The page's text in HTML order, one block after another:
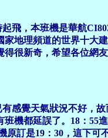
起飛，本班機是華航
家地理頻道的世界十大
得很新奇，希望各位網
感覺天氣狀況不好，
班機都延誤了。18：55
原訂是19：30，這下